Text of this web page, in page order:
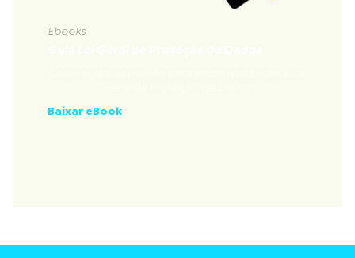
Ebooks
Baixar eBook